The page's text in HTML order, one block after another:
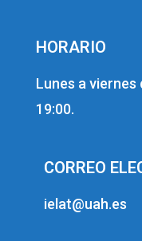
HORARIO
Lunes a viernes
19:00.
CORREO
ielat@uah.es